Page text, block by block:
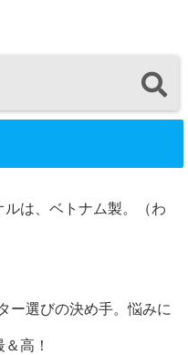
は、ベトナム製。（わ
ー選びの決め手。悩みに
高！